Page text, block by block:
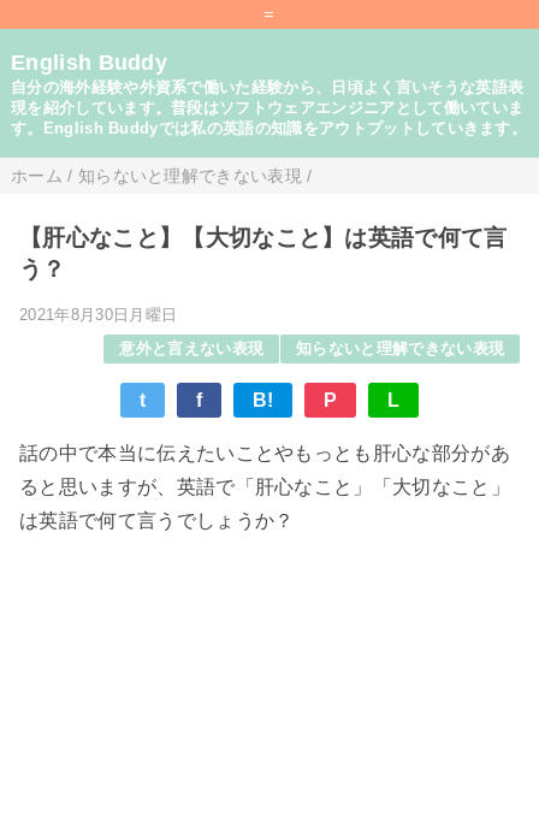
=
English Buddy
自分の海外経験や外資系で働いた経験から、日頃よく言いそうな英語表
現を紹介しています。普段はソフトウェアエンジニアとして働いていま
す。English Buddyでは私の英語の知識をアウトプットしていきます。
ホーム / 知らないと理解できない表現 /
【肝心なこと】【大切なこと】は英語で何て言
う？
2021年8月30日月曜日
意外と言えない表現
知らないと理解できない表現
t f B! P L
話の中で本当に伝えたいことやもっとも肝心な部分があ
ると思いますが、英語で「肝心なこと」「大切なこと」
は英語で何て言うでしょうか？